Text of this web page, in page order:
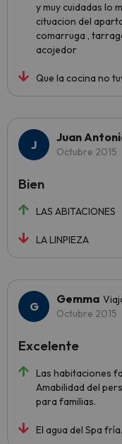
y muy cuidadas lo
cituacion del
comarruga ,
acojedor
Que la cocina no
Juan
Octubre 2015
LAS ABITACIONES
LA LINPIEZA
Bien
Gemma
Octubre 2015
Las habitaciones
Amabilidad del
para familias.
El agua del Spa fría.
Excelente